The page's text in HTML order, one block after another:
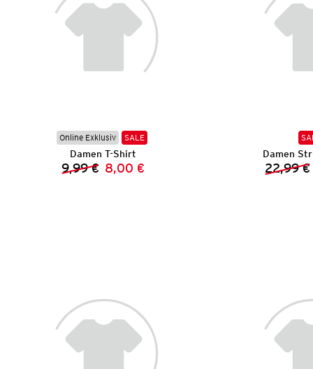
Online Exklusiv SALE
Damen T-Shirt
Vorheriger Preis:
9,99 € Neuer Preis:
8,00 €
Damen
22,99 €